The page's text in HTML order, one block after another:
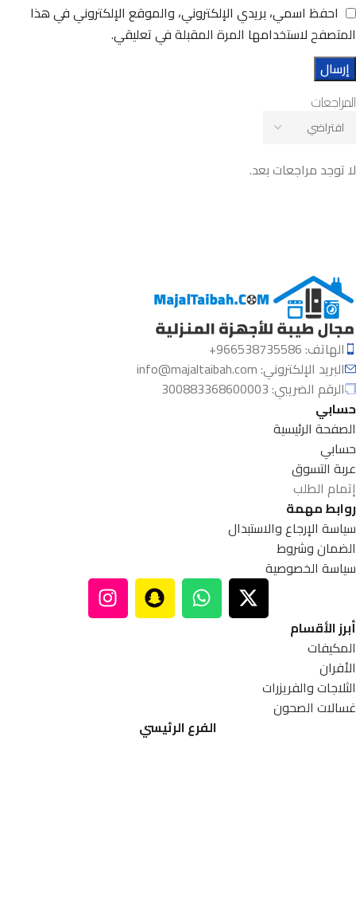
المراجعات
لا توجد مراجعات بعد.
احفظ اسمي، بريدي الإلكتروني، والموقع الإلكتروني في هذا
المتصفح لاستخدامها المرة المقبلة في تعليقي.
الهاتف: 966538735586+
البريد الإلكتروني:info@majaltaibah.com
الرقم الضريبي: 300883368600003
حسابي
الصفحة الرئيسية
حسابي
عربة التسوق
إتمام الطلب
روابط مهمة
سياسة الإرجاع والاستبدال
الضمان وشروط
سياسة الخصوصية
أبرز الأقسام
المكيفات
الأفران
الثلاجات والفريزرات
غسالات الصحون
الفرع الرئيسي